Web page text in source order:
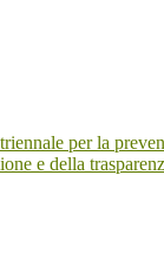
per la
e della